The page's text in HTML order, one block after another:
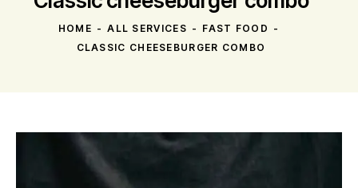
HOME ALL SERVICES
FAST FOOD
CLASSIC CHEESEBURGER COMBO